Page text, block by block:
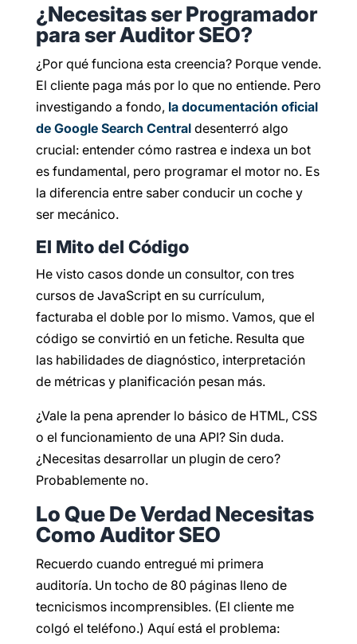
¿Necesitas ser Programador
para ser Auditor SEO?
¿Por qué funciona esta creencia? Porque vende.
El cliente paga más por lo que no entiende. Pero
investigando a fondo, la documentación oficial
de Google Search Centraldesenterró algo
crucial: entender cómo rastrea e indexa un bot
es fundamental, pero programar el motor no. Es
la diferencia entre saber conducir un coche y
ser mecánico.
El Mito del Código
He visto casos donde un consultor, con tres
cursos de JavaScript en su currículum,
facturaba el doble por lo mismo. Vamos, que el
código se convirtió en un fetiche. Resulta que
las habilidades de diagnóstico, interpretación
de métricas y planificación pesan más.
¿Vale la pena aprender lo básico de HTML, CSS
o el funcionamiento de una API? Sin duda.
¿Necesitas desarrollar un plugin de cero?
Probablemente no.
Lo Que De Verdad Necesitas
Como Auditor SEO
Recuerdo cuando entregué mi primera
auditoría. Un tocho de 80 páginas lleno de
tecnicismos incomprensibles. (El cliente me
colgó el teléfono.) Aquí está el problema: